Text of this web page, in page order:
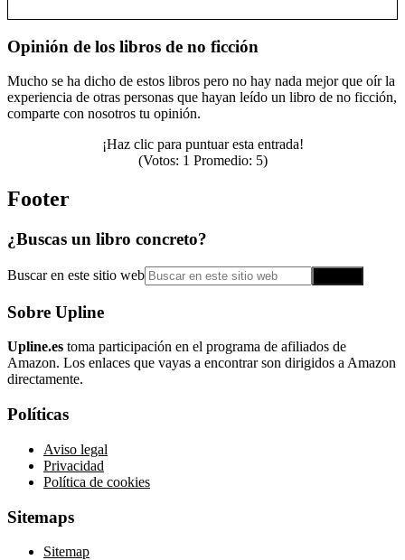
Opinión de los libros de no ficción
Mucho se ha dicho de estos libros pero no hay nada mejor que oír la
experiencia de otras personas que hayan leído un libro de no ficción,
comparte con nosotros tu opinión.
¡Haz clic para puntuar esta entrada!
(Votos: 1 Promedio: 5)
Footer
¿Buscas un libro concreto?
Buscar en este sitio web
Sobre Upline
Upline.es toma participación en el programa de afiliados de
Amazon. Los enlaces que vayas a encontrar son dirigidos a Amazon
directamente.
Políticas
Aviso legal
Privacidad
Política de cookies
Sitemaps
Sitemap